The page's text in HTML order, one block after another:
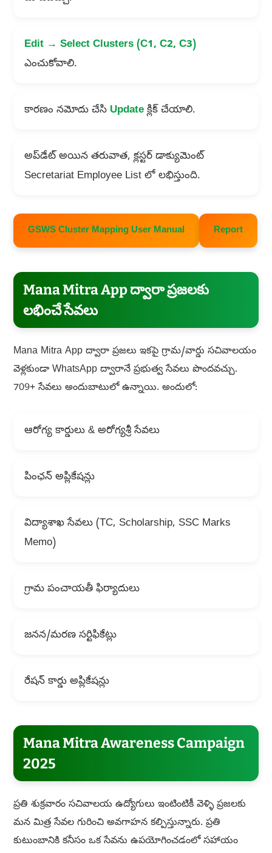
Edit → Select Clusters (C1, C2, C3)
ఎంచుకోవాలి.
కారణం నమోదు చేసి Updateక్లిక్ చేయాలి.
అప్‌డేట్ అయిన తరువాత, క్లస్టర్ డాక్యుమెంట్
Secretariat Employee List లో లభిస్తుంది.
GSWS Cluster Mapping User Manual Report
Mana Mitra App ద్వారా ప్రజలకు
లభించే సేవలు
Mana Mitra App ద్వారా ప్రజలు ఇకపై గ్రామ/వార్డు సచివాలయం
వెళ్లకుండా WhatsApp ద్వారానే ప్రభుత్వ సేవలు పొందవచ్చు.
709+ సేవలు అందుబాటులో ఉన్నాయి. అందులో:
ఆరోగ్య కార్డులు & అరోగ్యశ్రీ సేవలు
పింఛన్ అప్లికేషన్లు
విద్యాశాఖ సేవలు (TC, Scholarship, SSC Marks
Memo)
గ్రామ పంచాయతీ ఫిర్యాదులు
జనన/మరణ సర్టిఫికేట్లు
రేషన్ కార్డు అప్లికేషన్లు
Mana Mitra Awareness Campaign
2025
ప్రతి శుక్రవారం సచివాలయ ఉద్యోగులు ఇంటింటికీ వెళ్ళి ప్రజలకు
మన మిత్ర సేవల గురించి అవగాహన కల్పిస్తున్నారు. ప్రతి
కుటుంబానికి కనీసం ఒక సేవను ఉపయోగించడంలో సహాయం